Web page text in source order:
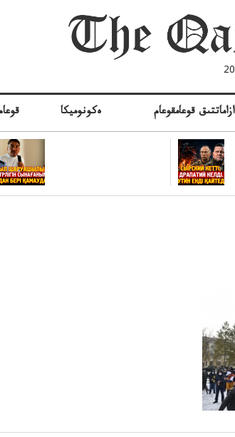
ەكونوميكا ازاماتتىق قوعامقوعام